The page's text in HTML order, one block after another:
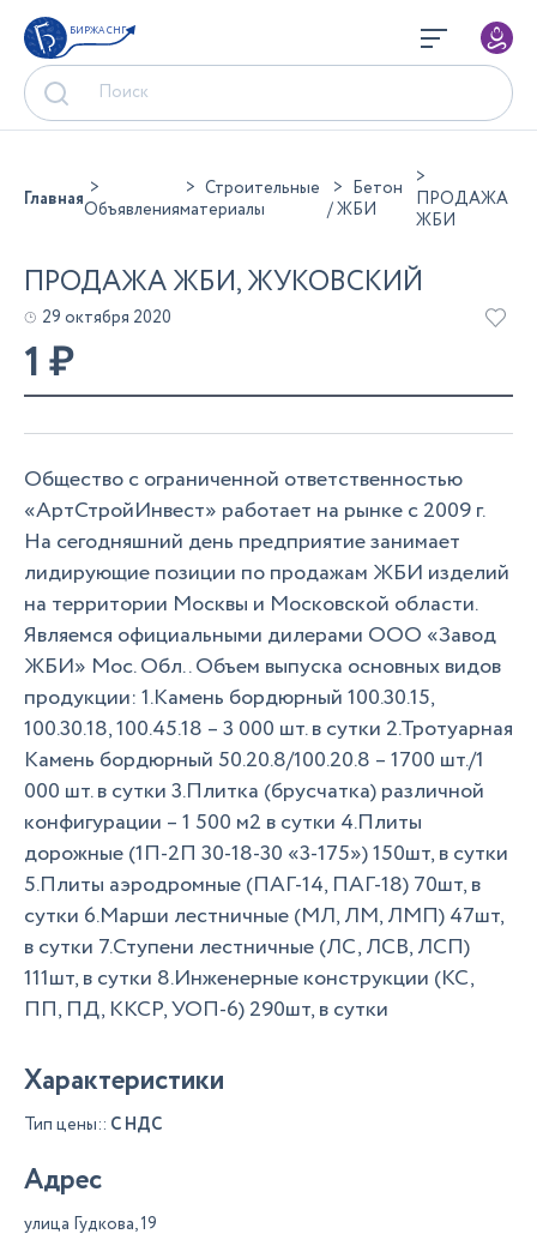
БИРЖА СНГ
ГлавнаяОбъявления
Строительные
материалы
Бетон
/ ЖБИ
ПРОДАЖА
ЖБИ
ПРОДАЖА ЖБИ, ЖУКОВСКИЙ
29 октября 2020
1₽
Общество с ограниченной ответственностью
«АртСтройИнвест» работает на рынке с 2009 г.
На сегодняшний день предприятие занимает
лидирующие позиции по продажам ЖБИ изделий
на территории Москвы и Московской области.
Являемся официальными дилерами ООО «Завод
ЖБИ» Мос. Обл.. Объем выпуска основных видов
продукции: 1.Камень бордюрный 100.30.15,
100.30.18, 100.45.18 – 3 000 шт. в сутки 2.Тротуарная
Камень бордюрный 50.20.8/100.20.8 – 1700 шт./1
000 шт. в сутки 3.Плитка (брусчатка) различной
конфигурации – 1 500 м2 в сутки 4.Плиты
дорожные (1П-2П 30-18-30 «3-175») 150шт, в сутки
5.Плиты аэродромные (ПАГ-14, ПАГ-18) 70шт, в
сутки 6.Марши лестничные (МЛ, ЛМ, ЛМП) 47шт,
в сутки 7.Ступени лестничные (ЛС, ЛСВ, ЛСП)
111шт, в сутки 8.Инженерные конструкции (КС,
ПП, ПД, ККСР, УОП-6) 290шт, в сутки
Характеристики
Тип цены:: С НДС
Адрес
улица Гудкова, 19